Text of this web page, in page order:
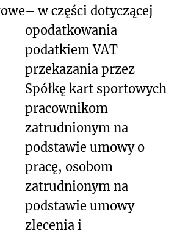
– w części dotyczącej
opodatkowania
podatkiem VAT
przekazania przez
Spółkę kart sportowych
pracownikom
zatrudnionym na
podstawie umowy o
pracę, osobom
zatrudnionym na
podstawie umowy
zlecenia i